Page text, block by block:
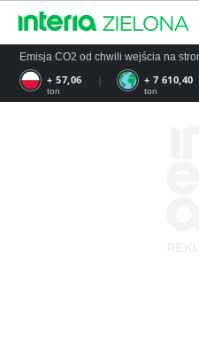
Emisja CO2 od chwili wejścia na
+ 57,06
ton
+ 7 610,40
ton